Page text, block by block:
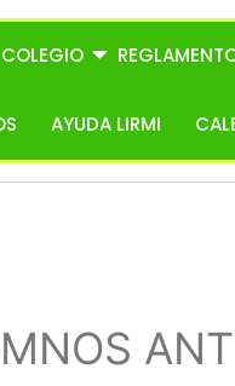
COLEGIO
AYUDA LIRMI